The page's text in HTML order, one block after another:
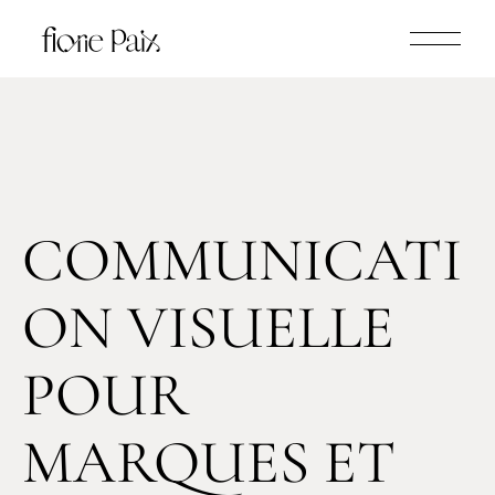
COMMUNICATI
ON VISUELLE
POUR
MARQUES ET